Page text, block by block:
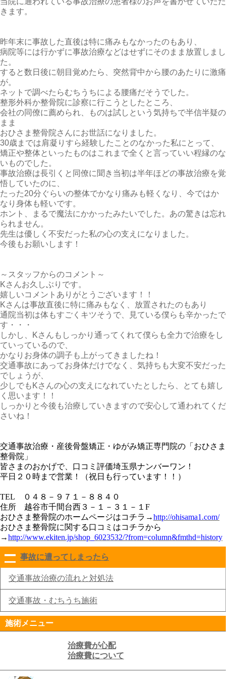
きます。
昨年末に事故した直後は特に痛みもなかったのもあり、
病院等には行かずに事故治療などはせずにそのまま放置しまし
た。
すると数日後に朝目覚めたら、突然背中から腰のあたりに激痛
が。
ネットで調べたらむちうちによる腰痛だそうでした。
整形外科か整骨院に診察に行こうとしたところ、
会社の同僚に薦められ、ものは試しという気持ちで半信半疑の
まま
おひさま整骨院さんにお世話になりました。
30歳までは肩凝りすら経験したことのなかった私にとって、
矯正や整体といったものはこれまで全くと言っていい程縁のな
いものでした。
事故治療は長引くと同僚に聞き当初は半年ほどの事故治療を覚
悟していたのに、
たった20分ぐらいの整体でかなり痛みも軽くなり、今ではか
なり身体も軽いです。
ホント、まるで魔法にかかったみたいでした。あの驚きは忘れ
られません。
先生は優しく不安だった私の心の支えになりました。
今後もお願いします！
～スタッフからのコメント～
Kさんお久しぶりです。
嬉しいコメントありがとうございます！！
Kさんは事故直後に特に痛みもなく、放置されたのもあり
通院当初は体もすごくキツそうで、見ている僕らも辛かったで
す・・・
しかし、Kさんもしっかり通ってくれて僕らも全力で治療をし
ていっているので、
かなりお身体の調子も上がってきましたね！
交通事故にあってお身体だけでなく、気持ちも大変不安だった
でしょうが、
少しでもKさんの心の支えになれていたとしたら、とても嬉し
く思います！！
しっかりと今後も治療していきますので安心して通われてくだ
さいね！
交通事故治療・産後骨盤矯正・ゆがみ矯正専門院の「おひさま
整骨院」
皆さまのおかげで、口コミ評価埼玉県ナンバーワン！
平日２０時まで営業！（祝日も行っています！！）
TEL ０４８－９７１－８８４０
住所 越谷市千間台西３－１－３１－１ F
おひさま整骨院のホームページはコチラ →http://ohisama1.com/
おひさま整骨院に関する口コミはコチラから
→http://www.ekiten.jp/shop_6023532/?from=column&fmthd=history
事故に遭ってしまったら
交通事故治療の流れと対処法
交通事故・むちうち施術
施術メニュー
治療費が心配
治療費について